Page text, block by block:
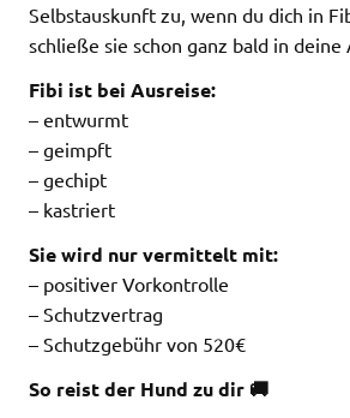
Selbstauskunft zu, wenn du dich in
schließe sie schon ganz bald in deine
Fibi ist bei Ausreise:
– entwurmt
– geimpft
– gechipt
– kastriert
Sie wird nur vermittelt mit:
– positiver Vorkontrolle
– Schutzvertrag
– Schutzgebühr von 520€
So reist der Hund zu dir 🚚